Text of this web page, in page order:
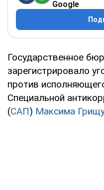
Google
Государственное
зарегистрировало
против
Специальной
(САП) Максима